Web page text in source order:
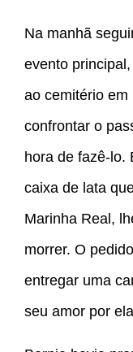
Na manhã
evento
ao cemitério em
confrontar o
hora de fazê-lo.
caixa de lata
Marinha Real,
morrer. O
entregar uma
seu amor por